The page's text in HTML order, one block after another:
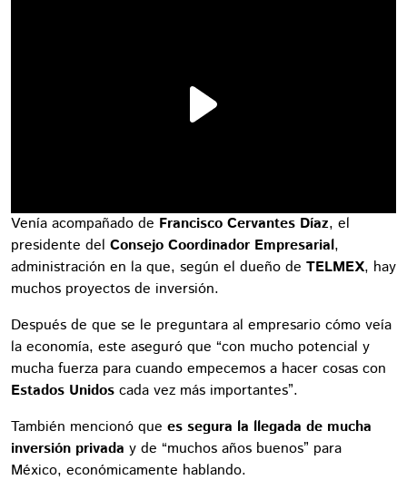
Venía acompañado de Francisco Cervantes Díaz, el
presidente del Consejo Coordinador Empresarial,
administración en la que, según el dueño de TELMEX, hay
muchos proyectos de inversión.
Después de que se le preguntara al empresario cómo veía
la economía, este aseguró que “con mucho potencial y
mucha fuerza para cuando empecemos a hacer cosas con
Estados Unidos cada vez más importantes”.
También mencionó que es segura la llegada de mucha
inversión privada y de “muchos años buenos” para
México, económicamente hablando.